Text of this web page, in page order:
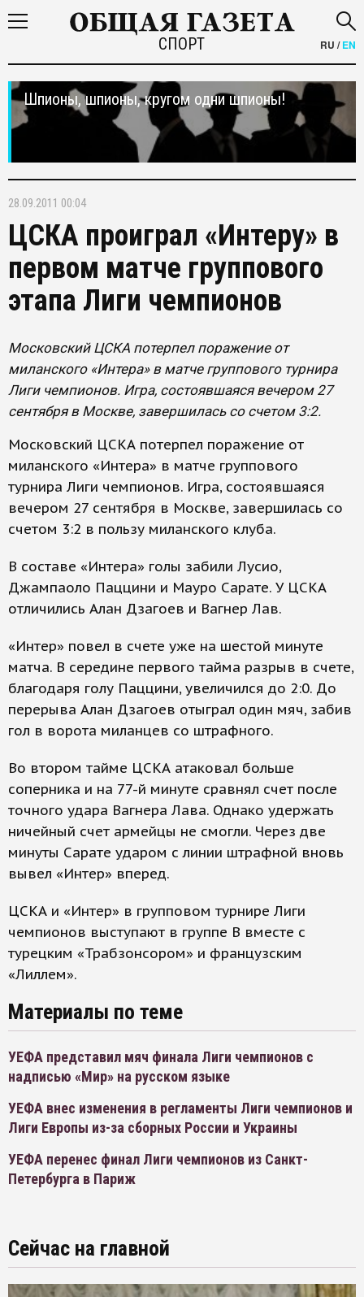
СПОРТ RU /EN
Шпионы, шпионы, кругом одни шпионы!
28.09.2011 00:04
ЦСКА проиграл «Интеру» в
первом матче группового
этапа Лиги чемпионов
Московский ЦСКА потерпел поражение от
миланского «Интера» в матче группового турнира
Лиги чемпионов. Игра, состоявшаяся вечером 27
сентября в Москве, завершилась со счетом 3:2.
Московский ЦСКА потерпел поражение от
миланского «Интера» в матче группового
турнира Лиги чемпионов. Игра, состоявшаяся
вечером 27 сентября в Москве, завершилась со
счетом 3:2 в пользу миланского клуба.
В составе «Интера» голы забили Лусио,
Джампаоло Паццини и Мауро Сарате. У ЦСКА
отличились Алан Дзагоев и Вагнер Лав.
«Интер» повел в счете уже на шестой минуте
матча. В середине первого тайма разрыв в счете,
благодаря голу Паццини, увеличился до 2:0. До
перерыва Алан Дзагоев отыграл один мяч, забив
гол в ворота миланцев со штрафного.
Во втором тайме ЦСКА атаковал больше
соперника и на 77-й минуте сравнял счет после
точного удара Вагнера Лава. Однако удержать
ничейный счет армейцы не смогли. Через две
минуты Сарате ударом с линии штрафной вновь
вывел «Интер» вперед.
ЦСКА и «Интер» в групповом турнире Лиги
чемпионов выступают в группе В вместе с
турецким «Трабзонсором» и французским
«Лиллем».
Материалы по теме
УЕФА представил мяч финала Лиги чемпионов с
надписью «Мир» на русском языке
УЕФА внес изменения в регламенты Лиги чемпионов и
Лиги Европы из-за сборных России и Украины
УЕФА перенес финал Лиги чемпионов из Санкт-
Петербурга в Париж
Сейчас на главной